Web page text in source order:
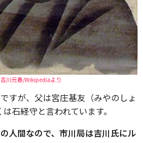
吉川元春/Wikipediaより
すが、父は宮庄基友（みやのしょ
石経守と言われています。
人間なので、市川局は吉川氏にル